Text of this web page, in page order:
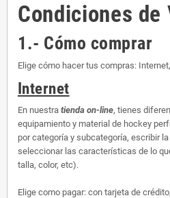
Condiciones de
1.- Cómo comprar
Elige cómo hacer tus compras:
Internet
En nuestra tienda on-line, tienes
equipamiento y material de hockey
por categoría y subcategoría, escribir
seleccionar las características de lo
talla, color, etc).
Elige como pagar: con tarjeta de